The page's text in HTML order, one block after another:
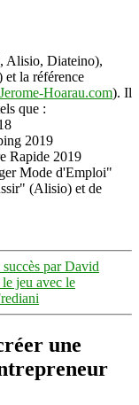
Alisio, Diateino),
et la référence
Jerome-Hoarau.com). Il
que :
2019
Rapide 2019
Mode d'Emploi"
(Alisio) et de
par David
jeu avec le
une